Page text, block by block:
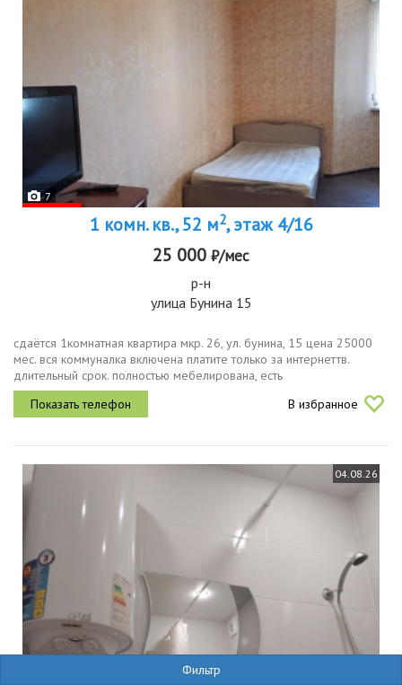
Фильтр
7
1 комн. кв., 52 м2, этаж 4/16
25 000 ₽/мес
р-н
улица Бунина 15
сдаётся 1комнатная квартира мкр. 26, ул. бунина, 15 цена 25000
мес. вся коммуналка включена платите только за интернеттв.
длительный срок. полностью мебелирована, есть
водонагревательгорячая вода круглый год и небольшой закрытый
балкон. почта...
В избранное
04.08.26